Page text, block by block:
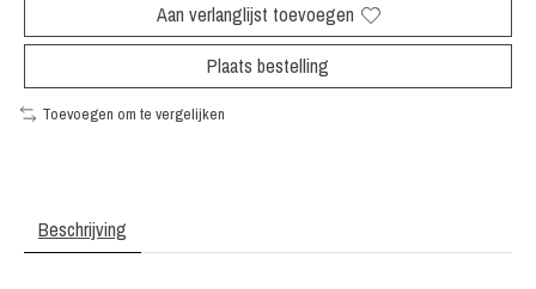
Aan verlanglijst toevoegen
Plaats bestelling
Toevoegen om te vergelijken
Beschrijving